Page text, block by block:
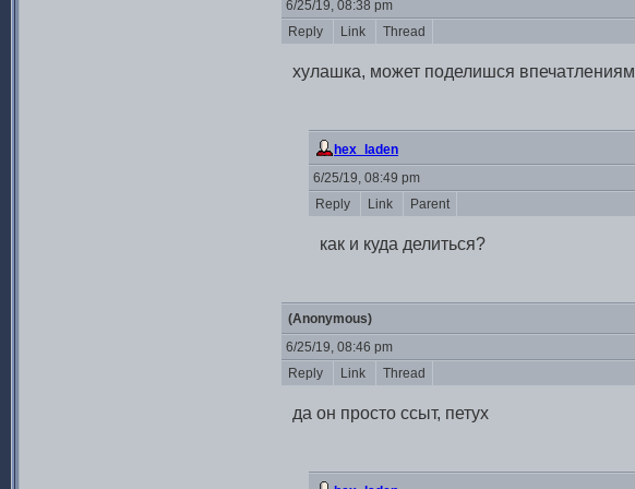
6/25/19, 08:38 pm
Reply
Link Thread
хулашка, может поделишся
hex_laden
6/25/19, 08:49 pm
Reply
Link Parent
как и куда делиться?
(Anonymous)
6/25/19, 08:46 pm
Reply
Link Thread
да он просто ссыт, петух